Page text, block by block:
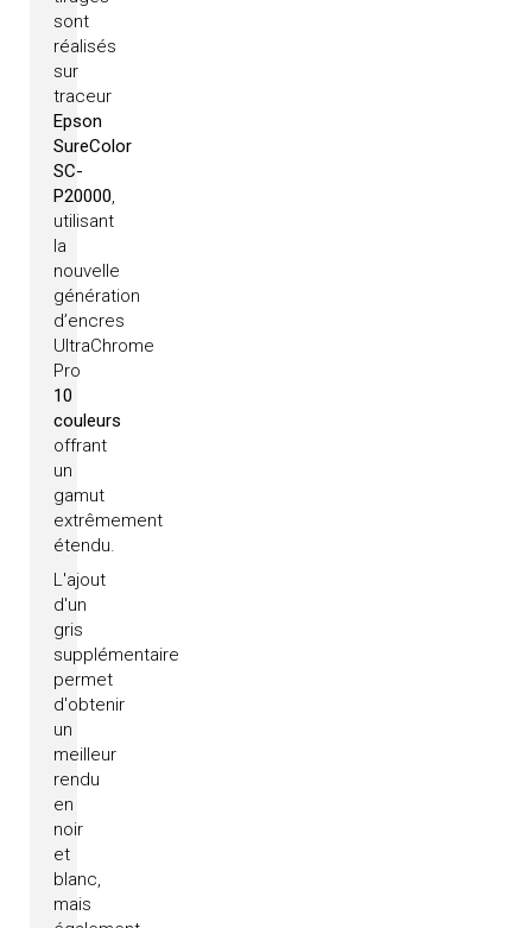
sont
réalisés
sur
traceur
Epson
SureColor
SC-
P20000,
utilisant
la
nouvelle
génération
d’encres
UltraChrome
Pro
10
couleurs
offrant
un
gamut
extrêmement
étendu.
L'ajout
d'un
gris
supplémentaire
permet
d'obtenir
un
meilleur
rendu
en
noir
et
blanc,
mais